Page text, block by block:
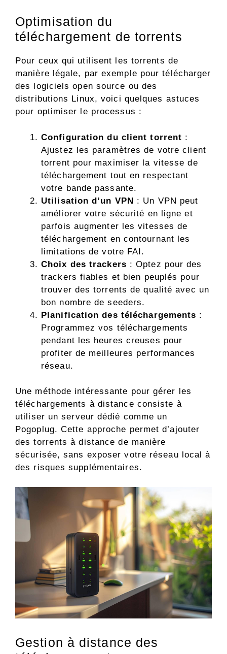
Optimisation du
téléchargement de torrents
Pour ceux qui utilisent les torrents de
manière légale, par exemple pour télécharger
des logiciels open source ou des
distributions Linux, voici quelques astuces
pour optimiser le processus :
Configuration du client torrent :
Ajustez les paramètres de votre client
torrent pour maximiser la vitesse de
téléchargement tout en respectant
votre bande passante.
Utilisation d’un VPN : Un VPN peut
améliorer votre sécurité en ligne et
parfois augmenter les vitesses de
téléchargement en contournant les
limitations de votre FAI.
Choix des trackers : Optez pour des
trackers fiables et bien peuplés pour
trouver des torrents de qualité avec un
bon nombre de seeders.
Planification des téléchargements :
Programmez vos téléchargements
pendant les heures creuses pour
profiter de meilleures performances
réseau.
Une méthode intéressante pour gérer les
téléchargements à distance consiste à
utiliser un serveur dédié comme un
Pogoplug. Cette approche permet d’ajouter
des torrents à distance de manière
sécurisée, sans exposer votre réseau local à
des risques supplémentaires.
Gestion à distance des